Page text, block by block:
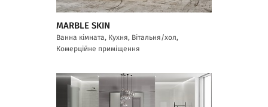
MARBLE SKIN
Ванна кімната, Кухня, Вітальня/хол,
Комерційне приміщення